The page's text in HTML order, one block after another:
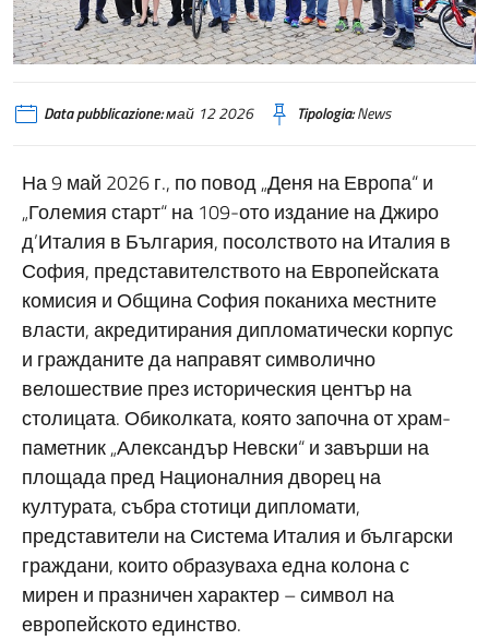
Data pubblicazione:май 12 2026 Tipologia:News
На 9 май 2026 г., по повод „Деня на Европа“ и
„Големия старт“ на 109-ото издание на Джиро
д’Италия в България, посолството на Италия в
София, представителството на Европейската
комисия и Община София поканиха местните
власти, акредитирания дипломатически корпус
и гражданите да направят символично
велошествие през историческия център на
столицата. Обиколката, която започна от храм-
паметник „Александър Невски“ и завърши на
площада пред Националния дворец на
културата, събра стотици дипломати,
представители на Система Италия и български
граждани, които образуваха една колона с
мирен и празничен характер – символ на
европейското единство.